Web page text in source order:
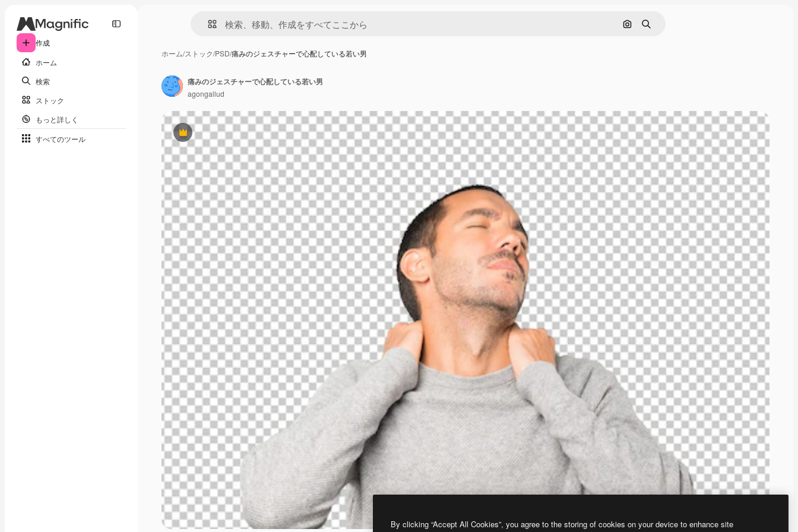
作成
ホーム
検索
ストック
もっと詳しく
すべてのツール
画像で検索
検索
ホーム/ストック/PSD/痛みのジェスチャーで心配している若い男
Premium
痛みのジェスチャーで心配している若い男
agongallud
By clicking “Accept All Cookies”, you agree to the storing of cookies on your device to enhance site